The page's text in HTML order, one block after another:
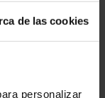
de las cookies
personalizar
legal.